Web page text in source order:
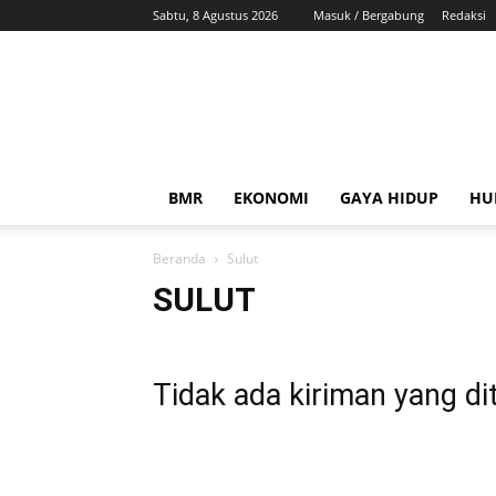
Sabtu, 8 Agustus 2026 Masuk / Bergabung Redaksi
BMR EKONOMI GAYA HIDUP
Beranda Sulut
SULUT
Tidak ada kiriman yang